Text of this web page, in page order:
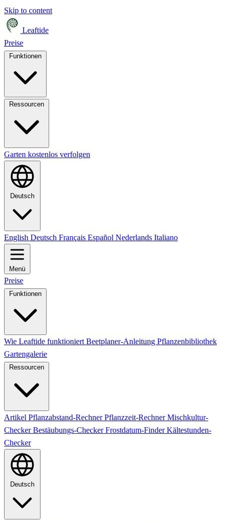
Skip to content
Leaftide
Preise
Garten kostenlos verfolgen
Deutsch
English Deutsch Français Español Nederlands Italiano
Menü
Preise
Funktionen
Wie Leaftide funktioniert Beetplaner-Anleitung Pflanzenbibliothek
Gartengalerie
Ressourcen
Artikel Pflanzabstand-RechnerPflanzzeit-RechnerMischkultur-
CheckerBestäubungs-CheckerFrostdatum-FinderKältestunden-
Checker
Deutsch